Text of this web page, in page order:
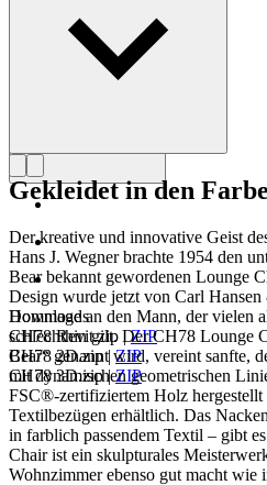
Profil Hans J. Wegner
Downloads
CH78 Revit.zip|ZIP
CH78 2D.zip|ZIP
CH78 3D.zip|ZIP
Gekleidet in den
Der kreative und innovative Geist
Hans J. Wegner brachte 1954 den
Bear bekannt gewordenen Lounge
Design wurde jetzt von Carl
Hommage an den Mann, der vielen
schlechthin gilt. Der CH78 Lounge
Bear“ genannt wird, vereint sanfte,
mit dynamischen geometrischen
FSC®-zertifiziertem Holz hergestellt
Textilbezügen erhältlich. Das
in farblich passendem Textil – gibt
Chair ist ein skulpturales
Wohnzimmer ebenso gut macht wie